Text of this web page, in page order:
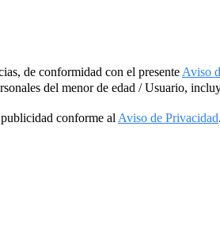
de conformidad con el presente Aviso
del menor de edad / Usuario,
conforme al Aviso de Privacidad.